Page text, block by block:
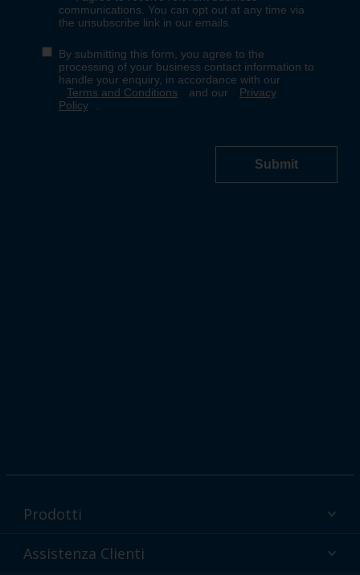
Prodotti
Vernici in polvere Interpon per settore produttivo
Assistenza Clienti